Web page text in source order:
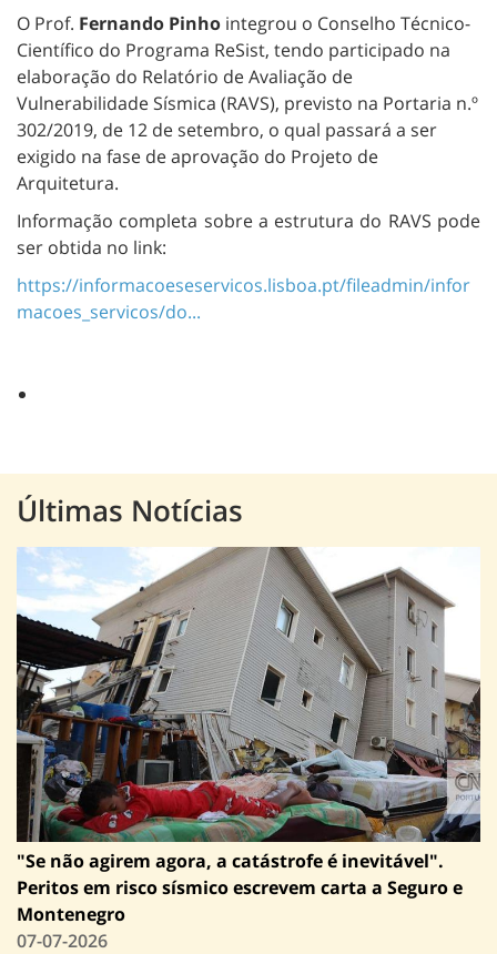
O Prof. Fernando Pinho integrou o Conselho Técnico-
Científico do Programa ReSist, tendo participado na
elaboração do Relatório de Avaliação de
Vulnerabilidade Sísmica (RAVS), previsto na Portaria n.º
302/2019, de 12 de setembro, o qual passará a ser
exigido na fase de aprovação do Projeto de
Arquitetura.
Informação completa sobre a estrutura do RAVS pode
ser obtida no link:
https://informacoeseservicos.lisboa.pt/fileadmin/infor
macoes_servicos/do...
Últimas Notícias
"Se não agirem agora, a catástrofe é inevitável".
Peritos em risco sísmico escrevem carta a Seguro e
Montenegro
07-07-2026